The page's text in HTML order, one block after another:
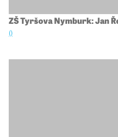
ZŠ Tyršova Nymburk: Jan
()